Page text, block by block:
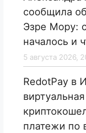
сообщила
Эзре Мору:
началось и
5 августа 2026,
RedotPay в
платежи по